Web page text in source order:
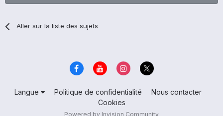
Aller sur la liste des sujets
Langue Politique de confidentialité
Nous contacter
Cookies
Powered by Invision Community